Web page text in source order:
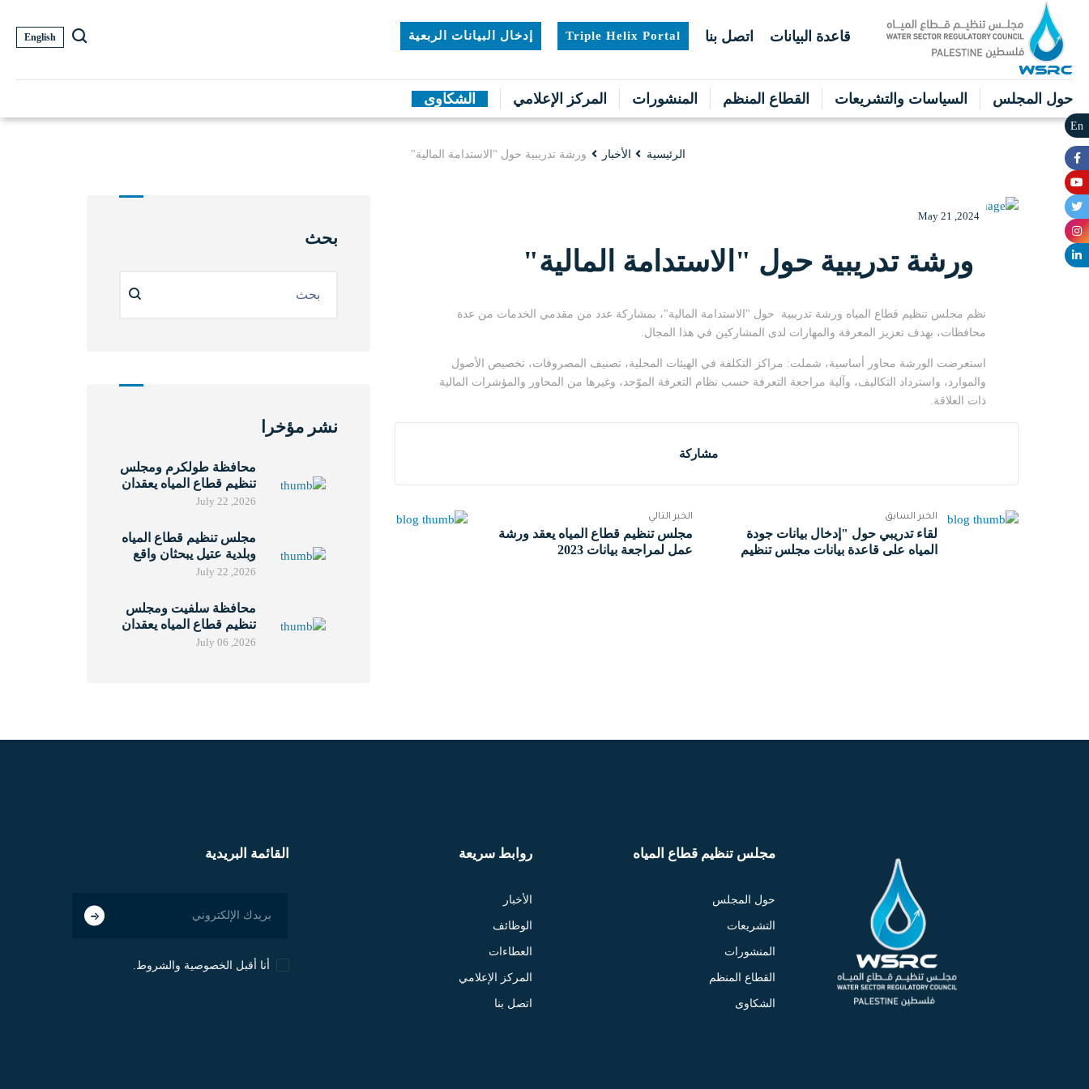
قاعدة البيانات اتصل بنا Triple Helix Portal إدخال البيانات الربعية English
حول المجلس السياسات والتشريعات القطاع المنظم المنشورات المركز الإعلامي الشكاوى
الرئيسية الأخبار ورشة تدريبية حول "الاستدامة المالية"
May 21 ,2024
ورشة تدريبية حول "الاستدامة المالية"
نظم مجلس تنظيم قطاع المياه ورشة تدريبية حول "الاستدامة المالية"، بمشاركة عدد من مقدمي الخدمات من عدة
محافظات، بهدف تعزيز المعرفة والمهارات لدى المشاركين في هذا المجال.
استعرضت الورشة محاور أساسية، شملت: مراكز التكلفة في الهيئات المحلية، تصنيف المصروفات، تخصيص الأصول
والموارد، واسترداد التكاليف، وآلية مراجعة التعرفة حسب نظام التعرفة الموّحد، وغيرها من المحاور والمؤشرات المالية
ذات العلاقة.
مشاركة
الخبر السابق
لقاء تدريبي حول "إدخال بيانات جودة
المياه على قاعدة بيانات مجلس تنظيم
الخبر التالي
مجلس تنظيم قطاع المياه يعقد ورشة
عمل لمراجعة بيانات 2023
بحث
نشر مؤخرا
محافظة طولكرم ومجلس
تنظيم قطاع المياه يعقدان
ورشة بمشاركة الهيئات
خدمات المياه والصرف
الصحي
July 22 ,2026
مجلس تنظيم قطاع المياه
وبلدية عتيل يبحثان واقع
خدمات المياه والصرف
الأداء لعام 2025
July 22 ,2026
محافظة سلفيت ومجلس
تنظيم قطاع المياه يعقدان
ورشة بمشاركة الهيئات
July 06 ,2026
مجلس تنظيم قطاع المياه
حول المجلس
التشريعات
المنشورات
القطاع المنظم
الشكاوى
روابط سريعة
الأخبار
الوظائف
العطاءات
المركز الإعلامي
اتصل بنا
القائمة البريدية
أنا أقبل الخصوصية والشروط.
En